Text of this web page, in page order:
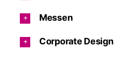
Messen
Corporate Design